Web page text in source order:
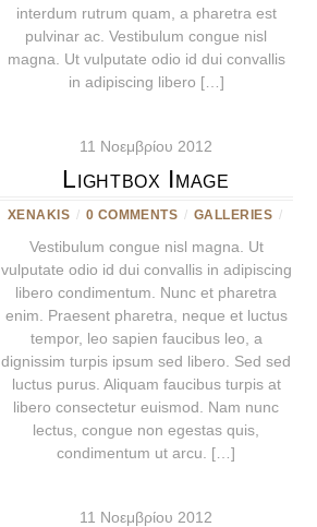
interdum rutrum quam, a pharetra est
pulvinar ac. Vestibulum congue nisl
magna. Ut vulputate odio id dui convallis
in adipiscing libero […]
11 Νοεμβρίου 2012
Lightbox Image
XENAKIS / 0 COMMENTS / GALLERIES /
Vestibulum congue nisl magna. Ut
vulputate odio id dui convallis in adipiscing
libero condimentum. Nunc et pharetra
enim. Praesent pharetra, neque et luctus
tempor, leo sapien faucibus leo, a
dignissim turpis ipsum sed libero. Sed sed
luctus purus. Aliquam faucibus turpis at
libero consectetur euismod. Nam nunc
lectus, congue non egestas quis,
condimentum ut arcu. […]
11 Νοεμβρίου 2012